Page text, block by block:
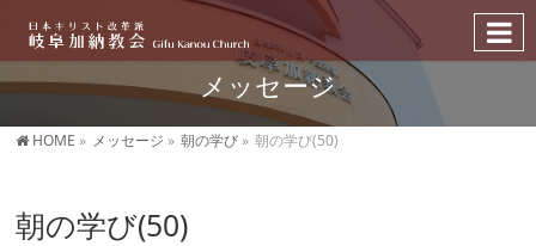
メッセージ
HOME » メッセージ » 朝の学び » 朝の学び(50)
朝の学び(50)